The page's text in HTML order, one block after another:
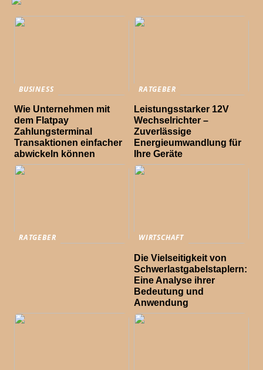
BUSINESS
Wie Unternehmen mit
dem Flatpay
Zahlungsterminal
Transaktionen einfacher
abwickeln können
RATGEBER
Leistungsstarker 12V
Wechselrichter –
Zuverlässige
Energieumwandlung für
Ihre Geräte
RATGEBER WIRTSCHAFT
Die Vielseitigkeit von
Schwerlastgabelstaplern:
Eine Analyse ihrer
Bedeutung und
Anwendung